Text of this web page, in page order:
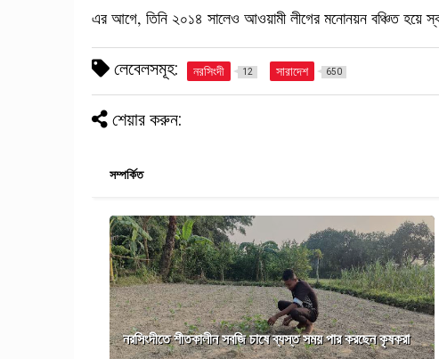
এর আগে, তিনি ২০১৪ সালেও আওয়ামী লীগের মনোনয়ন বঞ্চিত হয়ে
লেবেলসমূহ: নরসিংদী 12 সারাদেশ 650
শেয়ার করুন:
সম্পর্কিত
নরসিংদীতে শীতকালীন সবজি চাষে ব্যস্ত সময় পার করছেন কৃষকরা